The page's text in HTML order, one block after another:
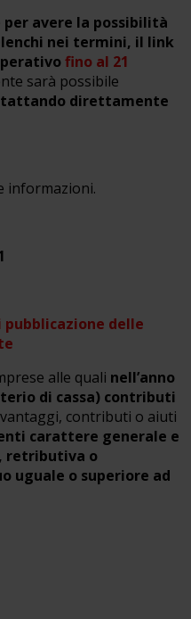
per avere la possibilità
nei termini, il link
fino al 21
sarà possibile
direttamente
informazioni.
pubblicazione delle
alle quali nell’anno
di cassa) contributi
contributi o aiuti
carattere generale e
retributiva o
uguale o superiore ad